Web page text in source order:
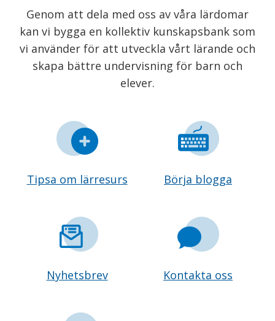
Genom att dela med oss av våra lärdomar
kan vi bygga en kollektiv kunskapsbank som
vi använder för att utveckla vårt lärande och
skapa bättre undervisning för barn och
elever.
Tipsa om lärresurs Börja blogga
Nyhetsbrev Kontakta oss